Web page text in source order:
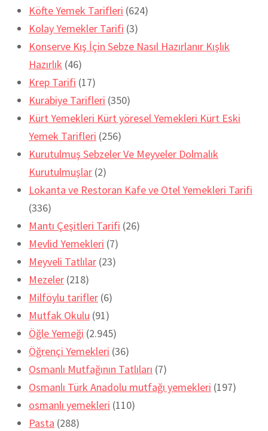
Köfte Yemek Tarifleri (624)
Kolay Yemekler Tarifi (3)
Konserve Kış İçin Sebze Nasıl Hazırlanır Kışlık
Hazırlık (46)
Krep Tarifi (17)
Kurabiye Tarifleri (350)
Kürt Yemekleri Kürt yöresel Yemekleri Kürt Eski
Yemek Tarifleri (256)
Kurutulmuş Sebzeler Ve Meyveler Dolmalık
Kurutulmuşlar (2)
Lokanta ve Restoran Kafe ve Otel Yemekleri Tarifi
(336)
Mantı Çeşitleri Tarifi (26)
Mevlid Yemekleri (7)
Meyveli Tatlılar (23)
Mezeler (218)
Milföylu tarifler (6)
Mutfak Okulu (91)
Öğle Yemeği (2.945)
Öğrençi Yemekleri (36)
Osmanlı Mutfağının Tatlıları (7)
Osmanlı Türk Anadolu mutfağı yemekleri (197)
osmanlı yemekleri (110)
Pasta (288)